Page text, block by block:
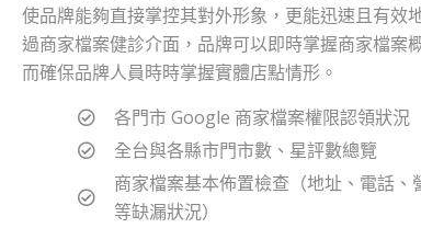
使品牌能夠直接掌控其對外形象，更能迅速且有效
過商家檔案健診介面，品牌可以即時掌握商家檔案
而確保品牌人員時時掌握實體店點情形。
各門市 Google 商家檔案權限認領狀況
全台與各縣市門市數、星評數總覽
商家檔案基本佈置檢查（地址、電話、
等缺漏狀況）